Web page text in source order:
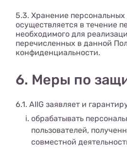
5.3. Хранение
осуществляется в течение
необходимого для
перечисленных в данной
конфиденциальности.
6. Меры по
6.1. AIIG заявляет и
обрабатывать
пользователей,
совместной